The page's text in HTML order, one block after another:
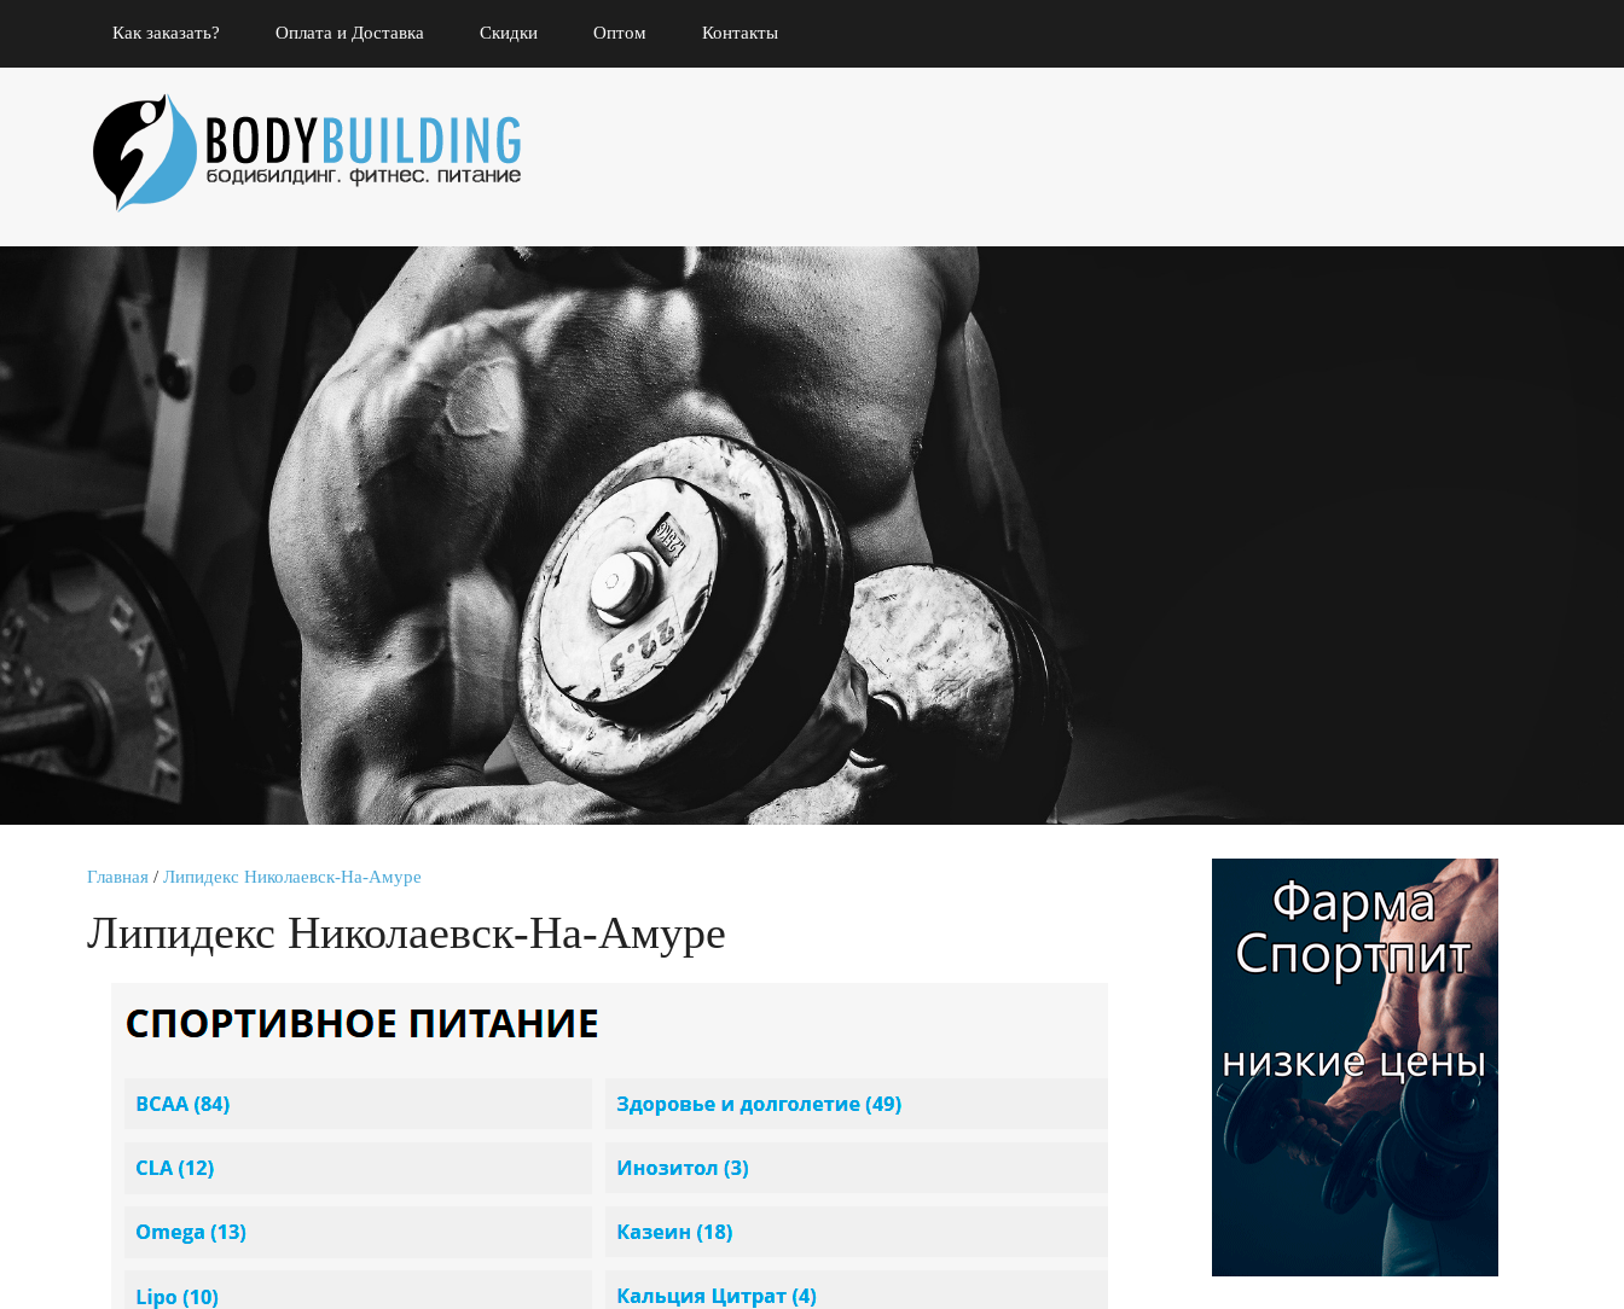
Как заказать? Оплата и Доставка Скидки Оптом Контакты
Главная / Липидекс Николаевск-На-Амуре
Липидекс Николаевск-На-Амуре